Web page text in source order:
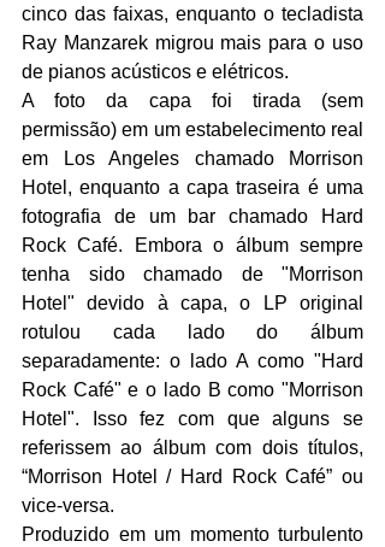
cinco das faixas, enquanto o tecladista
Ray Manzarek migrou mais para o uso
de pianos acústicos e elétricos.
A foto da capa foi tirada (sem
permissão) em um estabelecimento real
em Los Angeles chamado Morrison
Hotel, enquanto a capa traseira é uma
fotografia de um bar chamado Hard
Rock Café. Embora o álbum sempre
tenha sido chamado de "Morrison
Hotel" devido à capa, o LP original
rotulou cada lado do álbum
separadamente: o lado A como "Hard
Rock Café" e o lado B como "Morrison
Hotel". Isso fez com que alguns se
referissem ao álbum com dois títulos,
“Morrison Hotel / Hard Rock Café” ou
vice-versa.
Produzido em um momento turbulento